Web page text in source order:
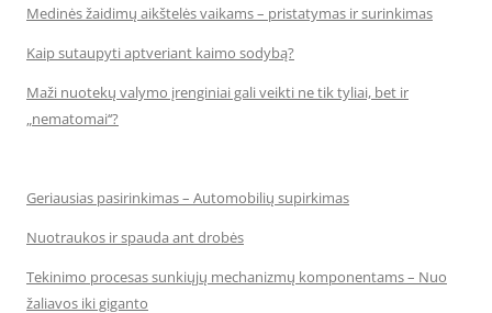
Medinės žaidimų aikštelės vaikams – pristatymas ir surinkimas
Kaip sutaupyti aptveriant kaimo sodybą?
Maži nuotekų valymo įrenginiai gali veikti ne tik tyliai, bet ir
„nematomai‘‘?
Geriausias pasirinkimas – Automobilių supirkimas
Nuotraukos ir spauda ant drobės
Tekinimo procesas sunkiųjų mechanizmų komponentams – Nuo
žaliavos iki giganto